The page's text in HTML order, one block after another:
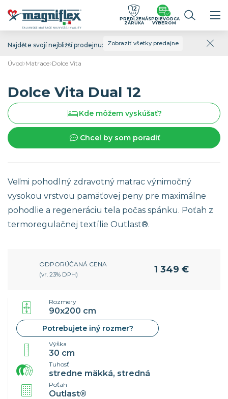
Najděte svojí nejbližší prodejnu: Zobraziť všetky predajne
PREDĹŽENÁ
ZÁRUKA
SPRIEVODCA
VÝBEROM
Úvod Matrace Dolce Vita
Dolce Vita Dual 12
Kde môžem vyskúšať?
Chcel by som poradiť
Veľmi pohodlný zdravotný matrac výnimočný
vysokou vrstvou pamäťovej peny pre maximálne
pohodlie a regeneráciu tela počas spánku. Poťah z
termoregulačnej textílie Outlast®.
ODPORÚČANÁ CENA
(vr. 23% DPH) 1 349 €
Rozmery
90x200 cm
Potrebujete iný rozmer?
Výška
30 cm
Tuhosť
stredne mäkká, stredná
Poťah
Outlast®